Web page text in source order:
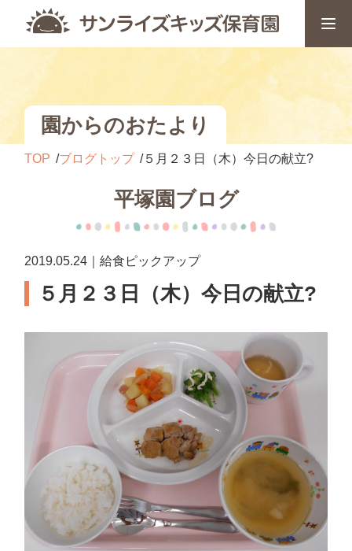
園からのおたより
TOP ブログトップ ５月２３日（木）今日の献立?
平塚園ブログ
2019.05.24｜給食ピックアップ
５月２３日（木）今日の献立?